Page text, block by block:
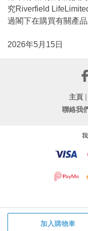
加入購物車
究Riverfield
過閣下在購買有關產
2026年5月15日
主頁 |
聯絡我